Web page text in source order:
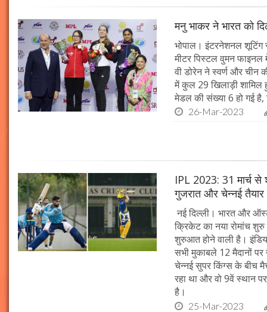
मनु भाकर ने भारत को
भोपाल। इंटरनेशनल
मीटर पिस्टल वुमन फाइनल
वी डोरेन ने स्वर्ण और चीन
में कुल 29 खिलाड़ी शामिल
मेडल की संख्या 6 हो गई
26-Mar-2023
IPL 2023: 31 मार्च से
गुजरात और चेन्नई तैयार
नई दिल्ली। भारत और
क्रिकेट का नया रोमांच
शुरुआत होने वाली है।
सभी मुकाबले 12 मैदानों
चेन्नई सुपर किंग्स के बीच
रहा था और वो 9वें स्थान
है।
25-Mar-2023